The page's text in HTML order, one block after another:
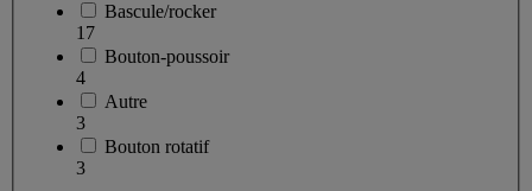
Bascule/rocker
17
Bouton-poussoir
4
Autre
3
Bouton rotatif
3